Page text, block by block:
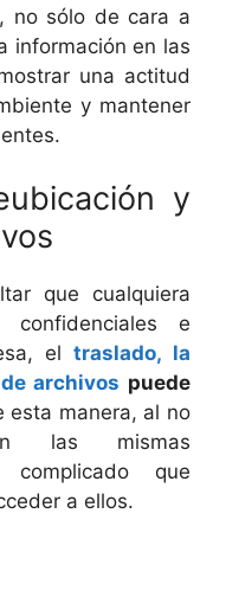
no sólo de cara a
información en las
una actitud
y mantener
y
que cualquiera
e
el traslado, la
archivos puede
esta manera, al no
las mismas
complicado que
a ellos.